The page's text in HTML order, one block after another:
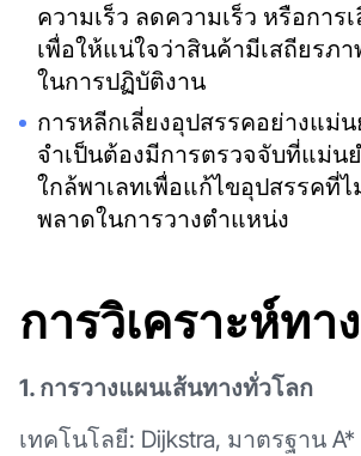
ความเร็ว ลดความเร็ว หรือการ
เพื่อให้แน่ใจว่าสินค้ามีเสถียรภ
ในการปฏิบัติงาน
การหลีกเลี่ยงอุปสรรคอย่างแม่
จำเป็นต้องมีการตรวจจับที่แม่นย
ใกล้พาเลทเพื่อแก้ไขอุปสรรคที่
พลาดในการวางตำแหน่ง
การวิเคราะห์ทา
1. การวางแผนเส้นทางทั่วโลก
เทคโนโลยี: Dijkstra, มาตรฐาน A*